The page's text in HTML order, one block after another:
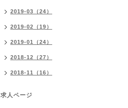
2019-03（24）
2019-02（19）
2019-01（24）
2018-12（27）
2018-11（16）
求人ページ